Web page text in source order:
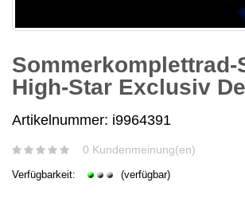
Sommerkomplettrad-
High-Star Exclusiv
Artikelnummer: i9964391
0 Kundenmeinung(en)
Verfügbarkeit: (verfügbar)